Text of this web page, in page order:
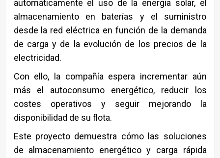
automáticamente el uso de la energía solar, el
almacenamiento en baterías y el suministro
desde la red eléctrica en función de la demanda
de carga y de la evolución de los precios de la
electricidad.
Con ello, la compañía espera incrementar aún
más el autoconsumo energético, reducir los
costes operativos y seguir mejorando la
disponibilidad de su flota.
Este proyecto demuestra cómo las soluciones
de almacenamiento energético y carga rápida